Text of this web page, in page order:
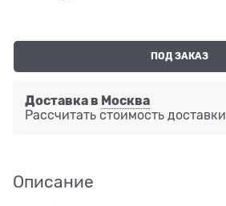
ПОД ЗАКАЗ
Доставка в Москва
Рассчитать стоимость доставки
Описание